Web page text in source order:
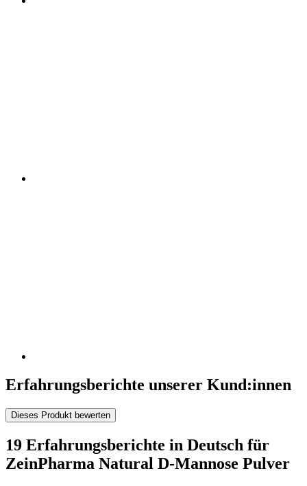
Erfahrungsberichte unserer Kund:innen
Dieses Produkt bewerten
19 Erfahrungsberichte in Deutsch für
ZeinPharma Natural D-Mannose Pulver